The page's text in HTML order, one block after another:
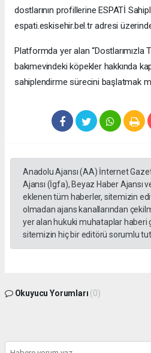
dostlarının profillerine ESPATİ
espati.eskisehir.bel.tr adresi
Platformda yer alan “Dostlarımızla
bakımevindeki köpekler hakkında
sahiplendirme sürecini başlatmak
Anadolu Ajansı (AA) İnternet
Ajansı (İgfa), Beyaz Haber Ajansı
eklenen tüm haberler, sitemizin
olmadan ajans kanallarından
yer alan hukuki muhataplar haberi
sitemizin hiç bir editörü sorumlu
Okuyucu Yorumları (0)